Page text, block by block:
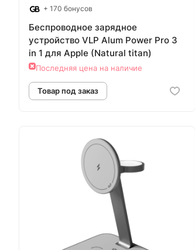
+ 170 бонусов
Беспроводное зарядное
устройство VLP Alum Power Pro 3
in 1 для Apple (Natural titan)
Последняя цена на наличие